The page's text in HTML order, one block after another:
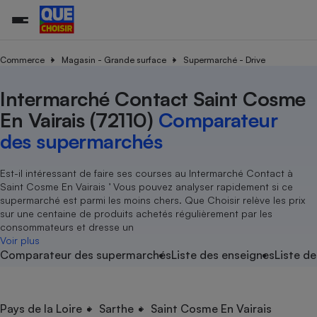
Commerce Magasin - Grande surface Supermarché - Drive
Intermarché Contact Saint Cosme
En Vairais (72110) Comparateur
des supermarchés
Est-il intéressant de faire ses courses au Intermarché Contact à
Saint Cosme En Vairais ’ Vous pouvez analyser rapidement si ce
supermarché est parmi les moins chers. Que Choisir relève les prix
sur une centaine de produits achetés régulièrement par les
consommateurs et dresse un
Voir plus
Comparateur des supermarchésListe des enseignesListe
Pays de la Loire Sarthe Saint Cosme En Vairais
Additifs
Agriculture
Produit alimentaire
Achat - Vente - Location
Carburant
Magasin - Grande surface
Marketing - Fidélisation
Organismes de défense
Système judiciairegratuit
Air
Eau
Achat - Vente - Travaux
Location
Sport
Vacances - Tourisme
électrique
Démarche administrative
Senior
Service marchand
Train
Transport aérien
Toutes les actualités
Enquêtes
Guides d'achat
Conseils
Brèves
Tous les services
Soumettre un litige
Lettres types
Rencontrer une association locale
Tous nos combats
Nos actions
Nos grandes victoires
Les billets de la présidente
Nos associations locales
Nous rejoindre
En savoir plus sur Que Choisir Ensemble
?
L’association
Nos missions
Notre méthodologie
Notre financement
Nos partenaires
Nous rejoindre